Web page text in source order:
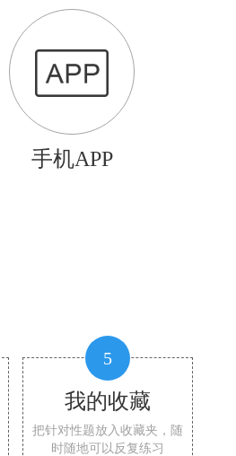
手机APP
5
我的收藏
把针对性题放入收藏夹，随
时随地可以反复练习